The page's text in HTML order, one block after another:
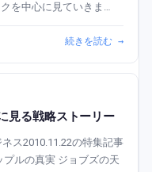
を中心に見ていきま
ーグル...
続きを読む →
見る戦略ストーリー
ルの真実 ジョブズの天